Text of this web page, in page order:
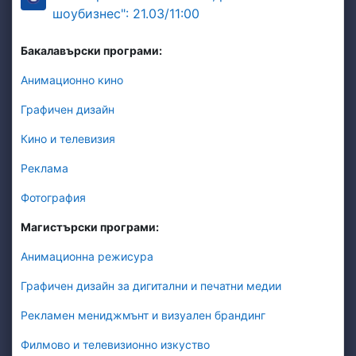
шоубизнес": 21.03/11:00
Бакалавърски програми:
Анимационно кино
Графичен дизайн
Кино и телевизия
Реклама
Фотография
Магистърски програми:
Анимационна режисура
Графичен дизайн за дигитални и печатни медии
Рекламен мениджмънт и визуален брандинг
Филмово и телевизионно изкуство